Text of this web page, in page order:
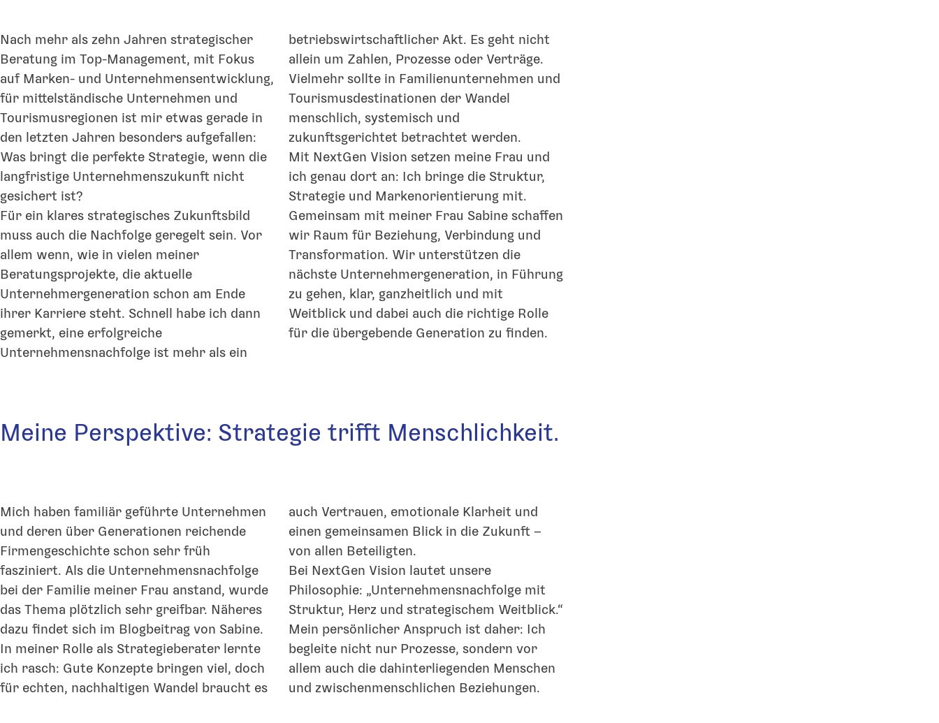
Nach mehr als zehn Jahren strategischer
Beratung im Top-Management, mit Fokus
auf Marken- und Unternehmensentwicklung,
für mittelständische Unternehmen und
Tourismusregionen ist mir etwas gerade in
den letzten Jahren besonders aufgefallen:
Was bringt die perfekte Strategie, wenn die
langfristige Unternehmenszukunft nicht
gesichert ist?
Für ein klares strategisches Zukunftsbild
muss auch die Nachfolge geregelt sein. Vor
allem wenn, wie in vielen meiner
Beratungsprojekte, die aktuelle
Unternehmergeneration schon am Ende
ihrer Karriere steht. Schnell habe ich dann
gemerkt, eine erfolgreiche
Unternehmensnachfolge ist mehr als ein
betriebswirtschaftlicher Akt. Es geht nicht
allein um Zahlen, Prozesse oder Verträge.
Vielmehr sollte in Familienunternehmen und
Tourismusdestinationen der Wandel
menschlich, systemisch und
zukunftsgerichtet betrachtet werden.
Mit NextGen Vision setzen meine Frau und
ich genau dort an: Ich bringe die Struktur,
Strategie und Markenorientierung mit.
Gemeinsam mit meiner Frau Sabine schaffen
wir Raum für Beziehung, Verbindung und
Transformation. Wir unterstützen die
nächste Unternehmergeneration, in Führung
zu gehen, klar, ganzheitlich und mit
Weitblick und dabei auch die richtige Rolle
für die übergebende Generation zu finden.
Meine Perspektive: Strategie trifft Menschlichkeit.
Mich haben familiär geführte Unternehmen
und deren über Generationen reichende
Firmengeschichte schon sehr früh
fasziniert. Als die Unternehmensnachfolge
bei der Familie meiner Frau anstand, wurde
das Thema plötzlich sehr greifbar. Näheres
dazu findet sich im Blogbeitrag von Sabine.
In meiner Rolle als Strategieberater lernte
ich rasch: Gute Konzepte bringen viel, doch
für echten, nachhaltigen Wandel braucht es
auch Vertrauen, emotionale Klarheit und
einen gemeinsamen Blick in die Zukunft –
von allen Beteiligten.
Bei NextGen Vision lautet unsere
Philosophie: „Unternehmensnachfolge mit
Struktur, Herz und strategischem Weitblick.“
Mein persönlicher Anspruch ist daher: Ich
begleite nicht nur Prozesse, sondern vor
allem auch die dahinterliegenden Menschen
und zwischenmenschlichen Beziehungen.